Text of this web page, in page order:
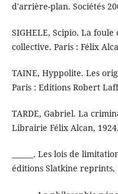
d'arrière-plan. Sociétés
SIGHELE, Scipio. La
collective. Paris : Félix
TAINE, Hyppolite. Les
Paris : Editions Robert
TARDE, Gabriel. La
Librairie Félix Alcan, 1924.
______. Les lois de
éditions Slatkine reprints,